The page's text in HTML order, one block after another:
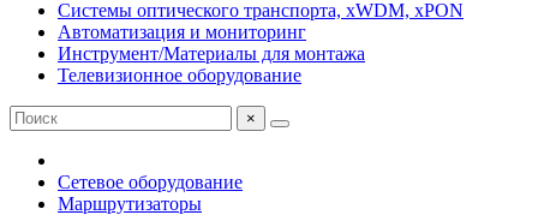
Системы оптического транспорта, xWDM, xPON
Автоматизация и мониторинг
Инструмент/Материалы для монтажа
Телевизионное оборудование
×
Сетевое оборудование
Маршрутизаторы